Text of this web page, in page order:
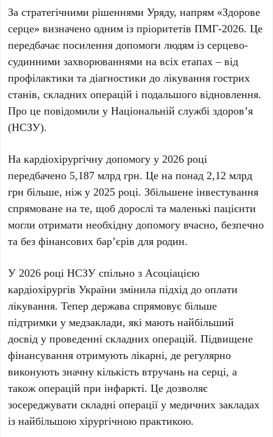
За стратегічними рішеннямиУряду, напрям «Здорове
серце» визначено одним із пріоритетівПМГ-2026. Це
передбачає посилення допомоги людям із серцево-
судинними захворюваннями на всіх етапах – від
профілактики та діагностики до лікування гострих
станів, складних операцій і подальшого відновлення.
Про це повідомили уНаціональній службі здоров’я
(НСЗУ).
На кардіохірургічну допомогу у2026 році
передбачено 5,187 млрд грн. Це на понад2,12 млрд
грн більше, ніж у2025 році. Збільшене інвестування
спрямоване на те, щоб дорослі та маленькі пацієнти
могли отримати необхідну допомогу вчасно, безпечно
та без фінансових бар’єрів для родин.
У2026 році НСЗУ спільно зАсоціацією
кардіохірургів України змінила підхід до оплати
лікування. Тепер держава спрямовує більше
підтримки у медзаклади, які мають найбільший
досвід у проведенні складних операцій. Підвищене
фінансування отримують лікарні, де регулярно
виконують значну кількість втручань на серці, а
також операцій при інфаркті. Це дозволяє
зосереджувати складні операції у медичних закладах
із найбільшою хірургічною практикою.